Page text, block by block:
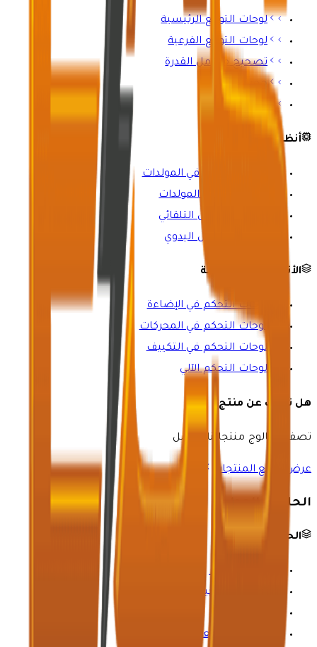
لوحات التوزيع الرئيسية
لوحات التوزيع الفرعية
تصحيح معامل القدرة
حجرة الباسبار
أعمدة التغذية
أنظمة التحكم
لوحات التحكم في المولدات
لوحات مزامنة المولدات
مفاتيح التحويل التلقائي
مفاتيح التحويل اليدوي
الأنظمة المتخصصة
لوحات التحكم في الإضاءة
لوحات التحكم في المحركات
لوحات التحكم في التكييف
لوحات التحكم الآلي
هل تبحث عن منتج؟
تصفح كتالوج منتجاتنا الكامل
عرض جميع المنتجات
الحلول والموارد
الحلول الصناعية
النفط والغاز
الرعاية الصحية
التعدين والمعادن